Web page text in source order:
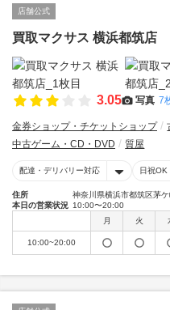
店舗公式
買取マクサス 横浜都筑店
3.05 写真 7
金券ショップ・チケットショップ
中古ゲーム・CD・DVD
質屋
配達・デリバリー対応 日祝OK
住所
神奈川県横浜市都筑区茅
本日の営業状況 10:00〜20:00
月
火
10:00~20:00